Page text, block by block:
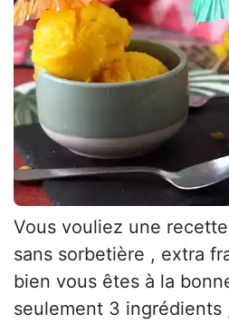
Vous vouliez une
sans sorbetière , extra
bien vous êtes à la
seulement 3 ingrédients